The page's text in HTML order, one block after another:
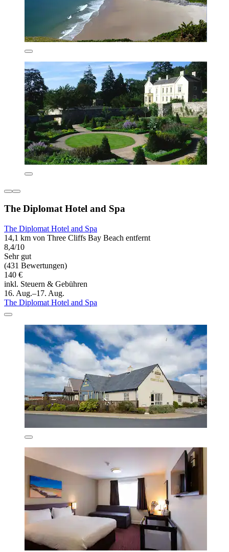
The Diplomat Hotel and Spa
The Diplomat Hotel and Spa
14,1 km von Three Cliffs Bay Beach entfernt
8,4/10
Sehr gut
(431 Bewertungen)
140 €
inkl. Steuern & Gebühren
16. Aug.–17. Aug.
The Diplomat Hotel and Spa